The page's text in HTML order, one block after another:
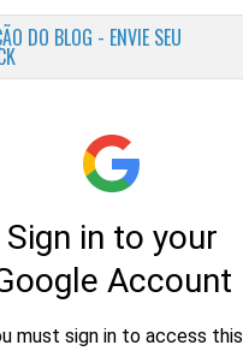
DO BLOG - ENVIE SEU